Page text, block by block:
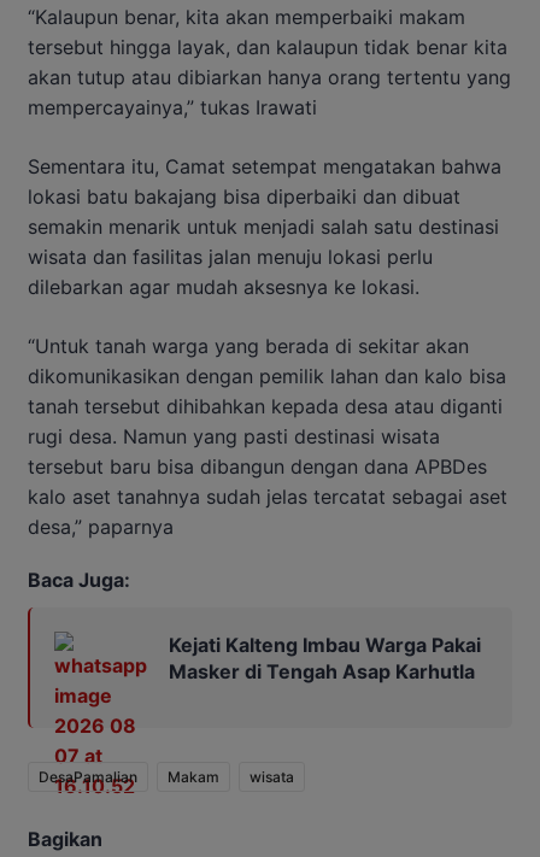
“Kalaupun benar, kita akan memperbaiki makam
tersebut hingga layak, dan kalaupun tidak benar kita
akan tutup atau dibiarkan hanya orang tertentu yang
mempercayainya,” tukas Irawati
Sementara itu, Camat setempat mengatakan bahwa
lokasi batu bakajang bisa diperbaiki dan dibuat
semakin menarik untuk menjadi salah satu destinasi
wisata dan fasilitas jalan menuju lokasi perlu
dilebarkan agar mudah aksesnya ke lokasi.
“Untuk tanah warga yang berada di sekitar akan
dikomunikasikan dengan pemilik lahan dan kalo bisa
tanah tersebut dihibahkan kepada desa atau diganti
rugi desa. Namun yang pasti destinasi wisata
tersebut baru bisa dibangun dengan dana APBDes
kalo aset tanahnya sudah jelas tercatat sebagai aset
desa,” paparnya
Baca Juga:
Kejati Kalteng Imbau Warga Pakai
Masker di Tengah Asap Karhutla
DesaPamalian Makam wisata
Bagikan